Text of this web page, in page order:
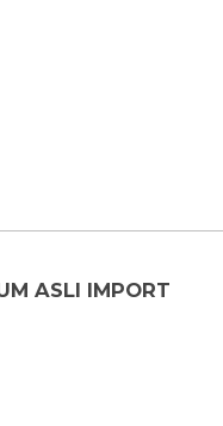
ASLI IMPORT